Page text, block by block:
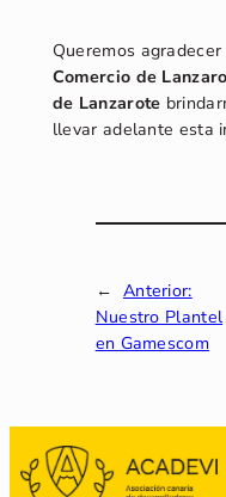
Queremos
Comercio de
de Lanzarote
llevar adelante esta
← Anterior:
Nuestro Plantel
en Gamescom